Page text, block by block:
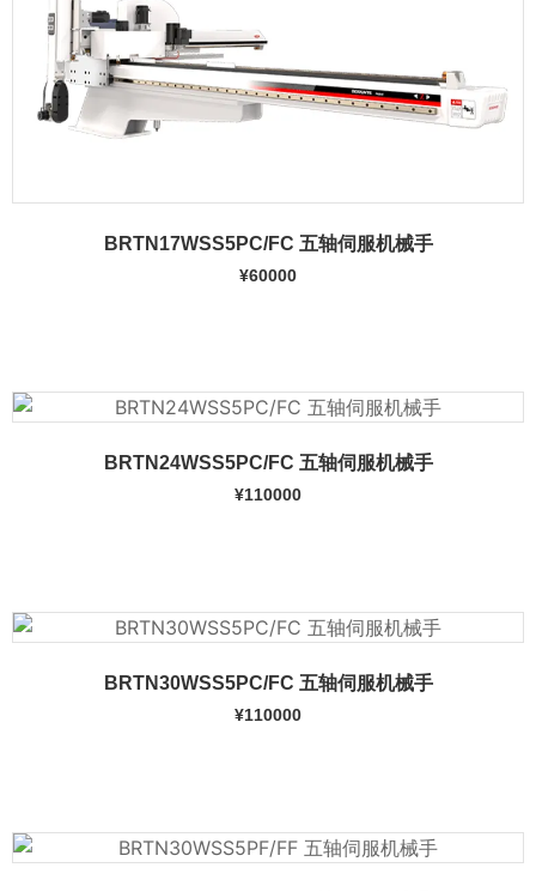
BRTN17WSS5PC/FC 五轴伺服机械手
¥60000
BRTN24WSS5PC/FC 五轴伺服机械手
¥110000
BRTN30WSS5PC/FC 五轴伺服机械手
¥110000